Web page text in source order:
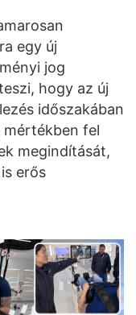
egy új
jog
hogy az új
időszakában
mértékben fel
megindítását,
erős